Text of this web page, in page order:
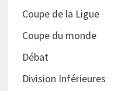
Coupe de la Ligue
Coupe du monde
Débat
Division Inférieures